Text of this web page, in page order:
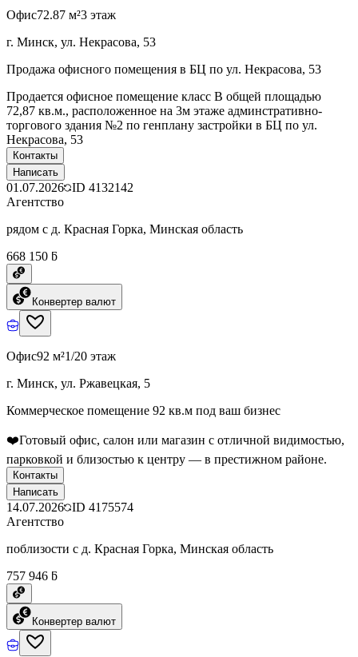
Офис72.87 м²3 этаж
г. Минск, ул. Некрасова, 53
Продажа офисного помещения в БЦ по ул. Некрасова, 53
Продается офисное помещение класс В общей площадью
72,87 кв.м., расположенное на 3м этаже админстративно-
торгового здания №2 по генплану застройки в БЦ по ул.
Некрасова, 53
Контакты
Написать
01.07.2026 ID 4132142
Агентство
рядом с д. Красная Горка, Минская область
668 150 ƃ
Конвертер валют
Офис92 м²1/20 этаж
г. Минск, ул. Ржавецкая, 5
Коммерческое помещение 92 кв.м под ваш бизнес
❤️Готовый офис, салон или магазин с отличной видимостью,
парковкой и близостью к центру — в престижном районе.
Контакты
Написать
14.07.2026 ID 4175574
Агентство
поблизости с д. Красная Горка, Минская область
757 946 ƃ
Конвертер валют